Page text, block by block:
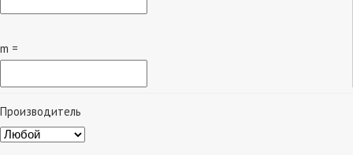
m =
Производитель